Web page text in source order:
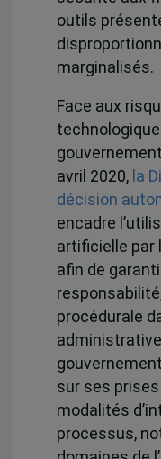
outils
marginalisés.
Face aux
avril 2020, la
décision
encadre
artificielle par
afin de
procédurale
sur ses
modalités
processus,